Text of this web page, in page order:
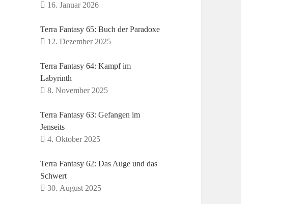
16. Januar 2026
Terra Fantasy 65: Buch der Paradoxe
12. Dezember 2025
Terra Fantasy 64: Kampf im
Labyrinth
8. November 2025
Terra Fantasy 63: Gefangen im
Jenseits
4. Oktober 2025
Terra Fantasy 62: Das Auge und das
Schwert
30. August 2025